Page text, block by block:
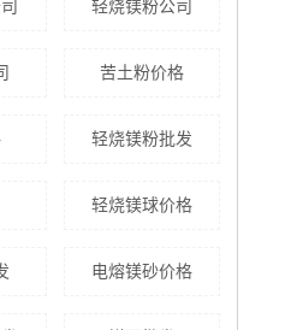
轻烧镁粉公司
苦土粉价格
轻烧镁粉批发
轻烧镁球价格
电熔镁砂价格